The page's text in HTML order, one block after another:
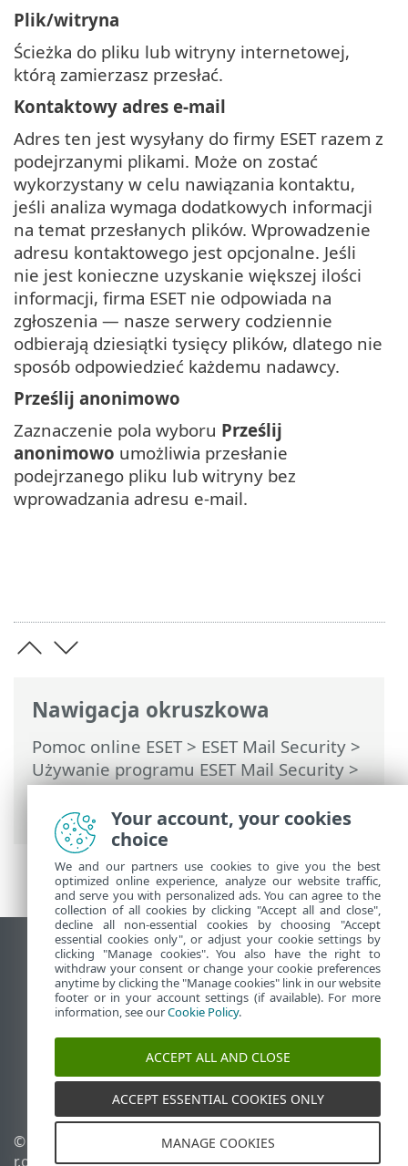
Nawigacja okruszkowa
Pomoc online ESET> ESET Mail Security >
Używanie programu ESET Mail Security>
Narzędzia> Przesyłanie próbek do
analizy
Plik/witryna
Ścieżka do pliku lub witryny internetowej,
którą zamierzasz przesłać.
Kontaktowy adres e-mail
Adres ten jest wysyłany do firmy ESET razem z
podejrzanymi plikami. Może on zostać
wykorzystany w celu nawiązania kontaktu,
jeśli analiza wymaga dodatkowych informacji
na temat przesłanych plików. Wprowadzenie
adresu kontaktowego jest opcjonalne. Jeśli
nie jest konieczne uzyskanie większej ilości
informacji, firma ESET nie odpowiada na
zgłoszenia — nasze serwery codziennie
odbierają dziesiątki tysięcy plików, dlatego nie
sposób odpowiedzieć każdemu nadawcy.
Prześlij anonimowo
Zaznaczenie pola wyboru Prześlij
anonimowo umożliwia przesłanie
podejrzanego pliku lub witryny bez
wprowadzania adresu e-mail.
Wyświetl witrynę internetową dla
komputerów
End of Life
Baza wiedzy ESET
Forum ESET
ESET Status Portal
Pomoc regionalna
©
ESET, spol. s
r.o. – Wszelkie prawa
Zarządzaj plikami cookie
Polityka dotycząca plików
Your account, your cookies
choice
We and our partners use cookies to give you the best
optimized online experience, analyze our website traffic,
and serve you with personalized ads. You can agree to the
collection of all cookies by clicking "Accept all and close",
decline all non-essential cookies by choosing "Accept
essential cookies only", or adjust your cookie settings by
clicking "Manage cookies". You also have the right to
withdraw your consent or change your cookie preferences
anytime by clicking the "Manage cookies" link in our website
footer or in your account settings (if available). For more
information, see ourCookie Policy.
ACCEPT ALL AND CLOSE
ACCEPT ESSENTIAL COOKIES ONLY
MANAGE COOKIES